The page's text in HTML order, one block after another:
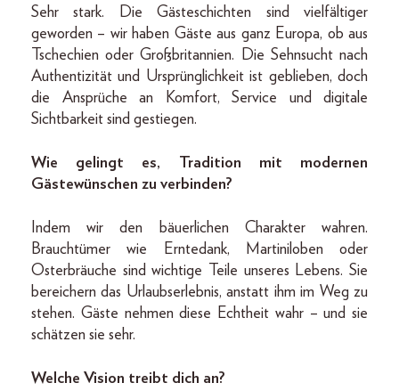
Sehr stark. Die Gästeschichten sind vielfältiger
geworden – wir haben Gäste aus ganz Europa, ob aus
Tschechien oder Großbritannien. Die Sehnsucht nach
Authentizität und Ursprünglichkeit ist geblieben, doch
die Ansprüche an Komfort, Service und digitale
Sichtbarkeit sind gestiegen.
Wie gelingt es, Tradition mit modernen
Gästewünschen zu verbinden?
Indem wir den bäuerlichen Charakter wahren.
Brauchtümer wie Erntedank, Martiniloben oder
Osterbräuche sind wichtige Teile unseres Lebens. Sie
bereichern das Urlaubserlebnis, anstatt ihm im Weg zu
stehen. Gäste nehmen diese Echtheit wahr – und sie
schätzen sie sehr.
Welche Vision treibt dich an?